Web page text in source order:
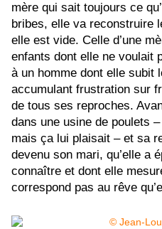
mère qui sait toujours ce
bribes, elle va reconstruire
elle est vide. Celle d’une
enfants dont elle ne voulait
à un homme dont elle subit
accumulant frustration sur
de tous ses reproches.
dans une usine de poulets
mais ça lui plaisait – et sa
devenu son mari, qu’elle a
connaître et dont elle
correspond pas au rêve